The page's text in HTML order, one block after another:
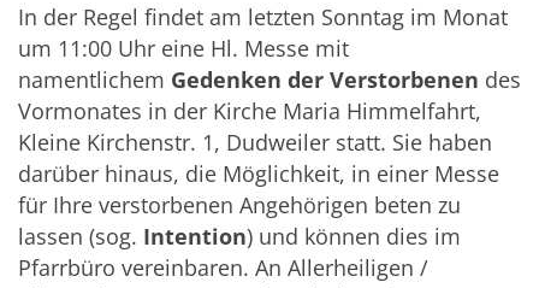
In der Regel findet am letzten Sonntag im Monat
um 11:00 Uhr eine Hl. Messe mit
namentlichem Gedenken der Verstorbenen des
Vormonates in der Kirche Maria Himmelfahrt,
Kleine Kirchenstr. 1, Dudweiler statt. Sie haben
darüber hinaus, die Möglichkeit, in einer Messe
für Ihre verstorbenen Angehörigen beten zu
lassen (sog. Intention) und können dies im
Pfarrbüro vereinbaren. An Allerheiligen /